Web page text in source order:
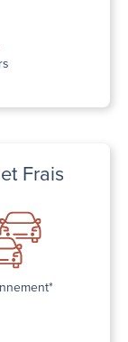
Frais